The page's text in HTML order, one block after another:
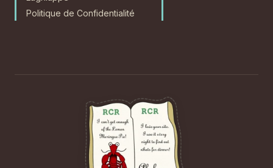
Politique de Confidentialité